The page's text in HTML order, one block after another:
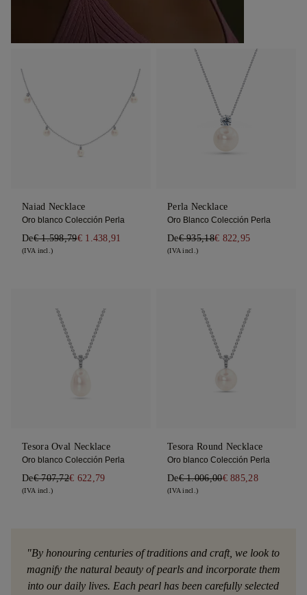
"By honouring centuries of traditions and craft, we look to
magnify the natural beauty of pearls and incorporate them
into our daily lives. Each pearl has been carefully selected
Naiad Necklace
Oro blanco Colección Perla
De€ 1.598,79€ 1.438,91
(IVA incl.)
Perla Necklace
Oro Blanco Colección Perla
De€ 935,18€ 822,95
(IVA incl.)
Tesora Oval Necklace
Oro blanco Colección Perla
De€ 707,72€ 622,79
(IVA incl.)
Tesora Round Necklace
Oro blanco Colección Perla
De€ 1.006,00€ 885,28
(IVA incl.)